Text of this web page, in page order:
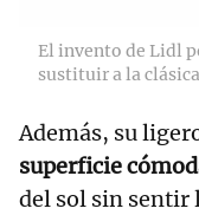
El invento de Lidl
sustituir a la
Además, su
superficie
del sol sin sentir